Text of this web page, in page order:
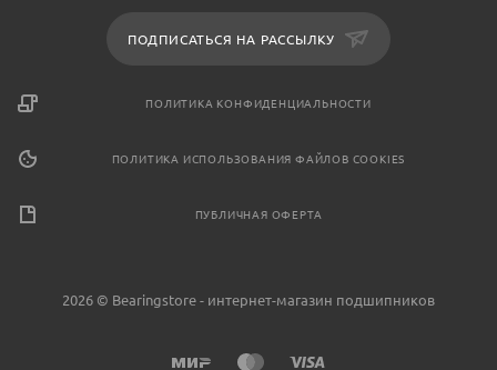
ПОДПИСАТЬСЯ НА РАССЫЛКУ
ПОЛИТИКА КОНФИДЕНЦИАЛЬНОСТИ
ПОЛИТИКА ИСПОЛЬЗОВАНИЯ ФАЙЛОВ COOKIES
ПУБЛИЧНАЯ ОФЕРТА
2026 © Bearingstore - интернет-магазин подшипников